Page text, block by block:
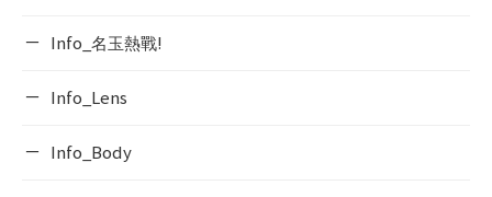
Info_名玉熱戰!
Info_Lens
Info_Body